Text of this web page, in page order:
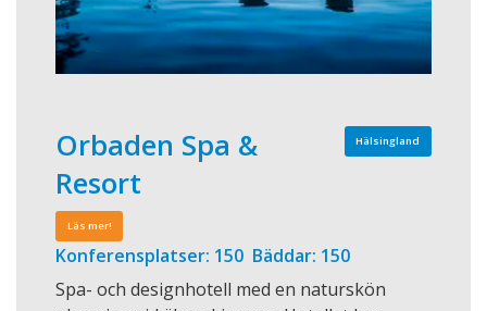
Hälsingland
Orbaden Spa &
Resort
Läs mer!
Konferensplatser: 150 Bäddar: 150
Spa- och designhotell med en naturskön